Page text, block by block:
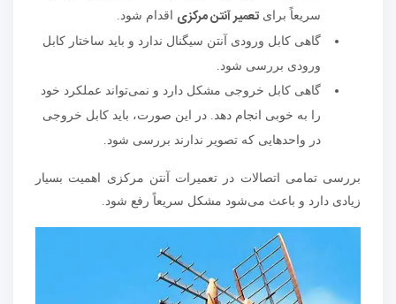
سریعاً برای تعمیر آنتن مرکزی اقدام شود.
گاهی کابل ورودی آنتن سیگنال ندارد و باید ساختار کابل
ورودی بررسی شود.
گاهی کابل خروجی مشکل دارد و نمی‌تواند عملکرد خود
را به خوبی انجام دهد. در این صورت، باید کابل خروجی
در واحدهایی که تصویر ندارند بررسی شود.
بررسی تمامی اتصالات در تعمیرات آنتن مرکزی اهمیت بسیار
زیادی دارد و باعث می‌شود مشکل سریعاً رفع شود.